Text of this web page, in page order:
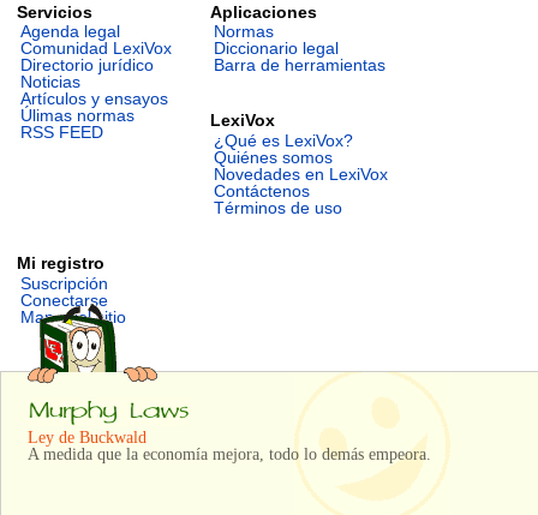
Servicios
Agenda legal
Comunidad LexiVox
Directorio jurídico
Noticias
Artículos y ensayos
Úlimas normas
RSS FEED
Aplicaciones
Normas
Diccionario legal
Barra de herramientas
LexiVox
¿Qué es LexiVox?
Quiénes somos
Novedades en LexiVox
Contáctenos
Términos de uso
Mi registro
Suscripción
Conectarse
Mapa del sitio
Ley de Buckwald
A medida que la economía mejora, todo lo demás empeora.